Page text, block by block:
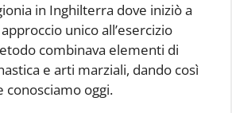
in Inghilterra dove iniziò a
unico all’esercizio
combinava elementi di
e arti marziali, dando così
conosciamo oggi.